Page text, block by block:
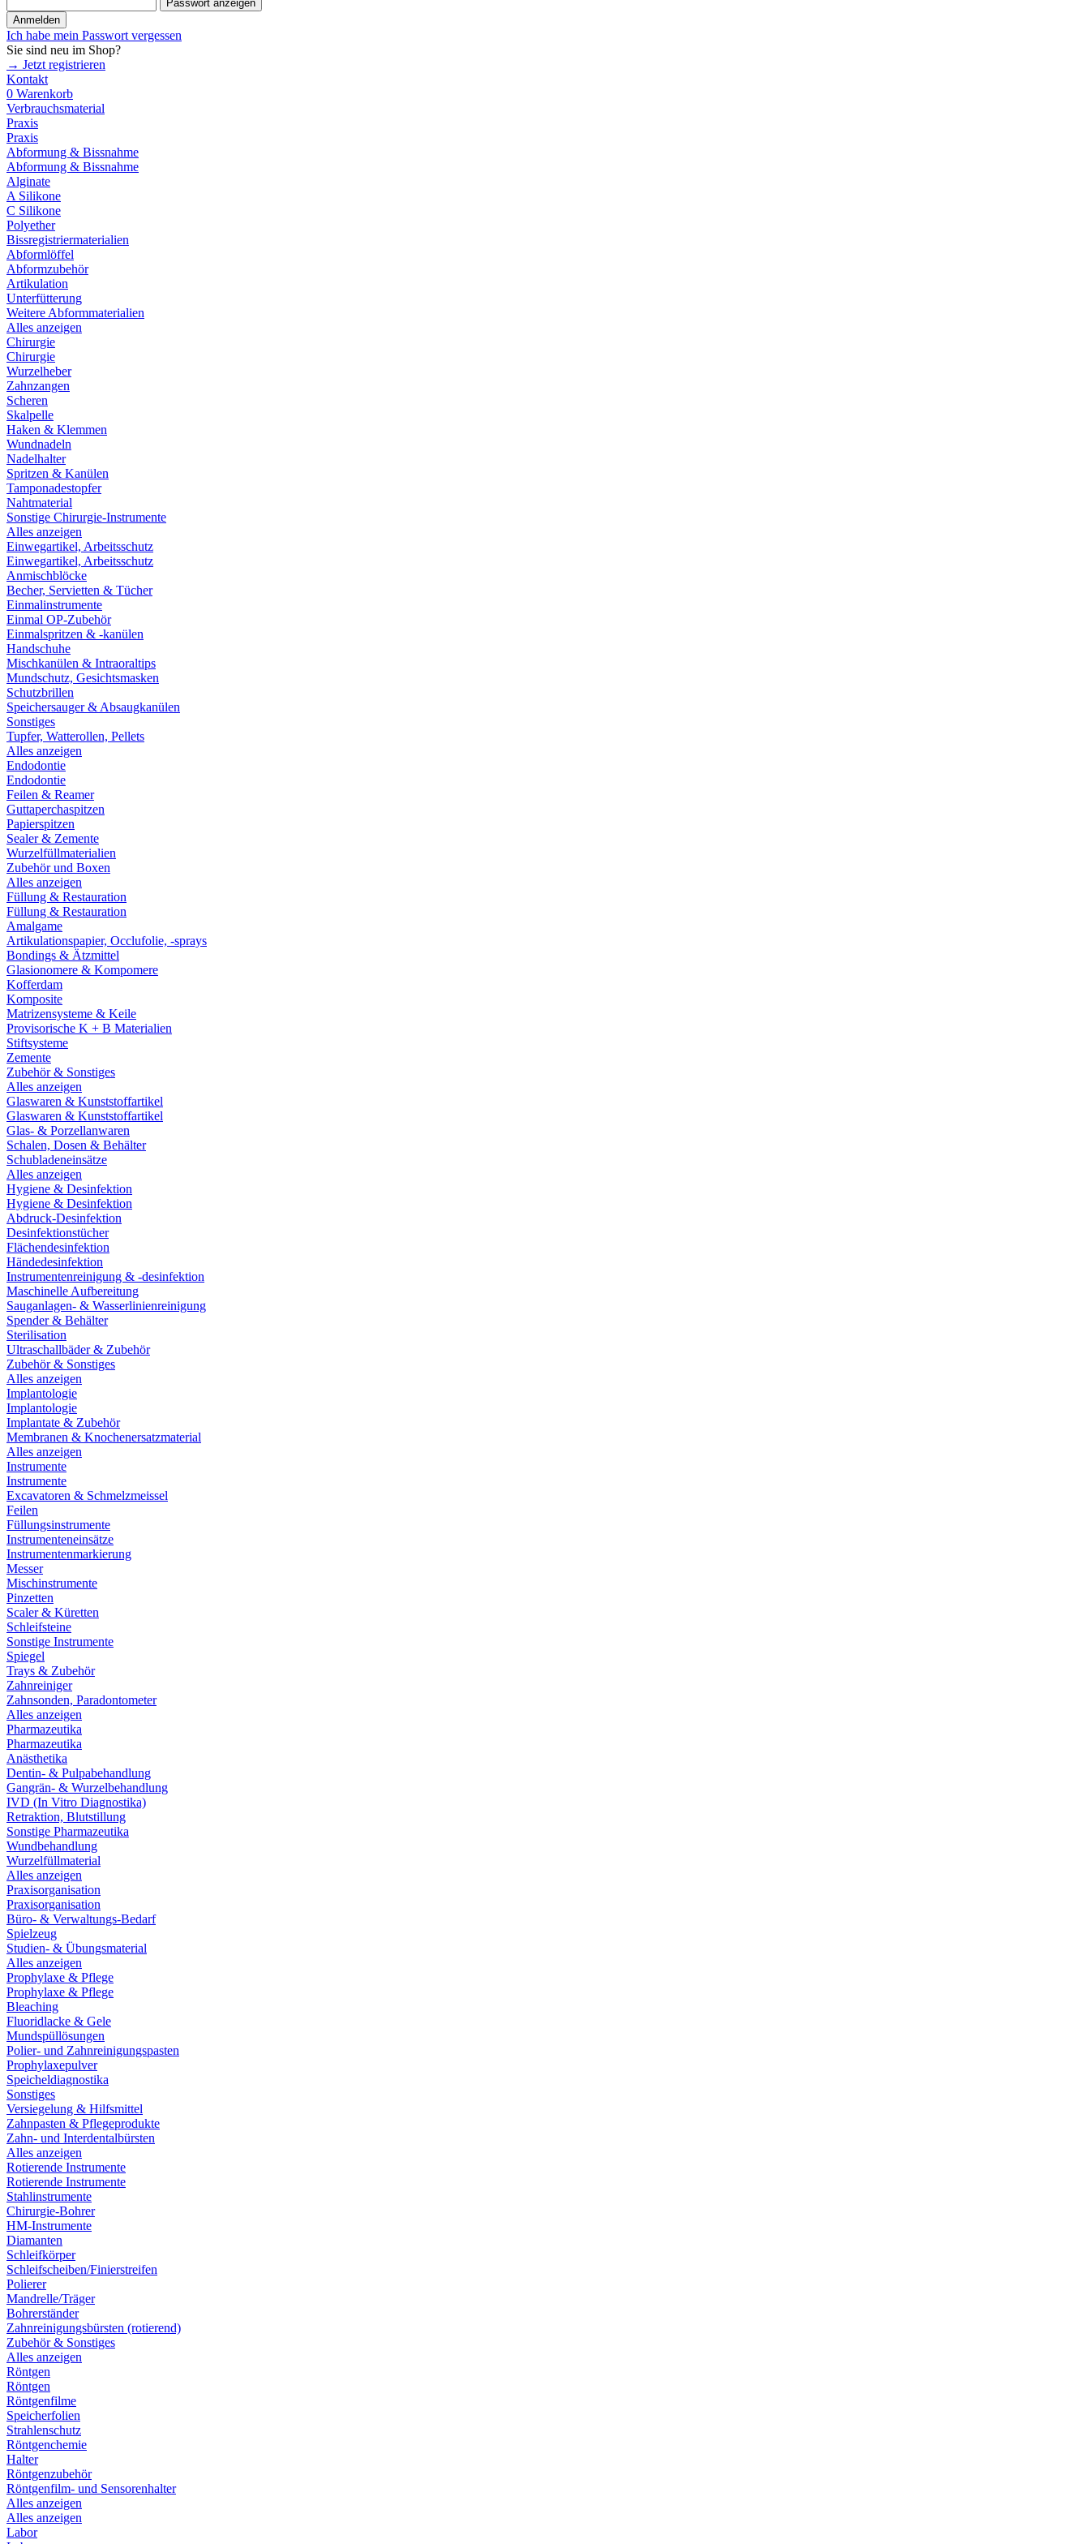
Passwort anzeigen
Anmelden
Ich habe mein Passwort vergessen
Sie sind neu im Shop?
→ Jetzt registrieren
Kontakt
0 Warenkorb
Verbrauchsmaterial
Praxis
Praxis
Abformung & Bissnahme
Abformung & Bissnahme
Alginate
A Silikone
C Silikone
Polyether
Bissregistriermaterialien
Abformlöffel
Abformzubehör
Artikulation
Unterfütterung
Weitere Abformmaterialien
Alles anzeigen
Chirurgie
Chirurgie
Wurzelheber
Zahnzangen
Scheren
Skalpelle
Haken & Klemmen
Wundnadeln
Nadelhalter
Spritzen & Kanülen
Tamponadestopfer
Nahtmaterial
Sonstige Chirurgie-Instrumente
Alles anzeigen
Einwegartikel, Arbeitsschutz
Einwegartikel, Arbeitsschutz
Anmischblöcke
Becher, Servietten & Tücher
Einmalinstrumente
Einmal OP-Zubehör
Einmalspritzen & -kanülen
Handschuhe
Mischkanülen & Intraoraltips
Mundschutz, Gesichtsmasken
Schutzbrillen
Speichersauger & Absaugkanülen
Sonstiges
Tupfer, Watterollen, Pellets
Alles anzeigen
Endodontie
Endodontie
Feilen & Reamer
Guttaperchaspitzen
Papierspitzen
Sealer & Zemente
Wurzelfüllmaterialien
Zubehör und Boxen
Alles anzeigen
Füllung & Restauration
Füllung & Restauration
Amalgame
Artikulationspapier, Occlufolie, -sprays
Bondings & Ätzmittel
Glasionomere & Kompomere
Kofferdam
Komposite
Matrizensysteme & Keile
Provisorische K + B Materialien
Stiftsysteme
Zemente
Zubehör & Sonstiges
Alles anzeigen
Glaswaren & Kunststoffartikel
Glaswaren & Kunststoffartikel
Glas- & Porzellanwaren
Schalen, Dosen & Behälter
Schubladeneinsätze
Alles anzeigen
Hygiene & Desinfektion
Hygiene & Desinfektion
Abdruck-Desinfektion
Desinfektionstücher
Flächendesinfektion
Händedesinfektion
Instrumentenreinigung & -desinfektion
Maschinelle Aufbereitung
Sauganlagen- & Wasserlinienreinigung
Spender & Behälter
Sterilisation
Ultraschallbäder & Zubehör
Zubehör & Sonstiges
Alles anzeigen
Implantologie
Implantologie
Implantate & Zubehör
Membranen & Knochenersatzmaterial
Alles anzeigen
Instrumente
Instrumente
Excavatoren & Schmelzmeissel
Feilen
Füllungsinstrumente
Instrumenteneinsätze
Instrumentenmarkierung
Messer
Mischinstrumente
Pinzetten
Scaler & Küretten
Schleifsteine
Sonstige Instrumente
Spiegel
Trays & Zubehör
Zahnreiniger
Zahnsonden, Paradontometer
Alles anzeigen
Pharmazeutika
Pharmazeutika
Anästhetika
Dentin- & Pulpabehandlung
Gangrän- & Wurzelbehandlung
IVD (In Vitro Diagnostika)
Retraktion, Blutstillung
Sonstige Pharmazeutika
Wundbehandlung
Wurzelfüllmaterial
Alles anzeigen
Praxisorganisation
Praxisorganisation
Büro- & Verwaltungs-Bedarf
Spielzeug
Studien- & Übungsmaterial
Alles anzeigen
Prophylaxe & Pflege
Prophylaxe & Pflege
Bleaching
Fluoridlacke & Gele
Mundspüllösungen
Polier- und Zahnreinigungspasten
Prophylaxepulver
Speicheldiagnostika
Sonstiges
Versiegelung & Hilfsmittel
Zahnpasten & Pflegeprodukte
Zahn- und Interdentalbürsten
Alles anzeigen
Rotierende Instrumente
Rotierende Instrumente
Stahlinstrumente
Chirurgie-Bohrer
HM-Instrumente
Diamanten
Schleifkörper
Schleifscheiben/Finierstreifen
Polierer
Mandrelle/Träger
Bohrerständer
Zahnreinigungsbürsten (rotierend)
Zubehör & Sonstiges
Alles anzeigen
Röntgen
Röntgen
Röntgenfilme
Speicherfolien
Strahlenschutz
Röntgenchemie
Halter
Röntgenzubehör
Röntgenfilm- und Sensorenhalter
Alles anzeigen
Alles anzeigen
Labor